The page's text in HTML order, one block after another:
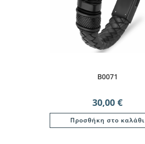
B0071
30,00 €
Προσθήκη στο καλάθι